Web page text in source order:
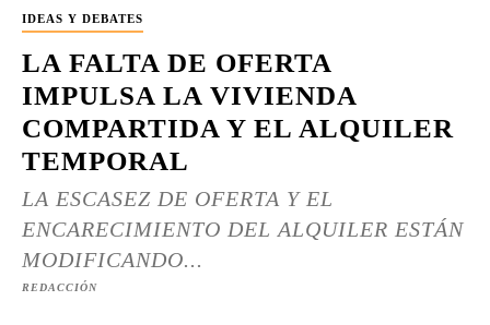
IDEAS Y DEBATES
LA FALTA DE OFERTA
IMPULSA LA VIVIENDA
COMPARTIDA Y EL ALQUILER
TEMPORAL
LA ESCASEZ DE OFERTA Y EL
ENCARECIMIENTO DEL ALQUILER ESTÁN
MODIFICANDO...
REDACCIÓN